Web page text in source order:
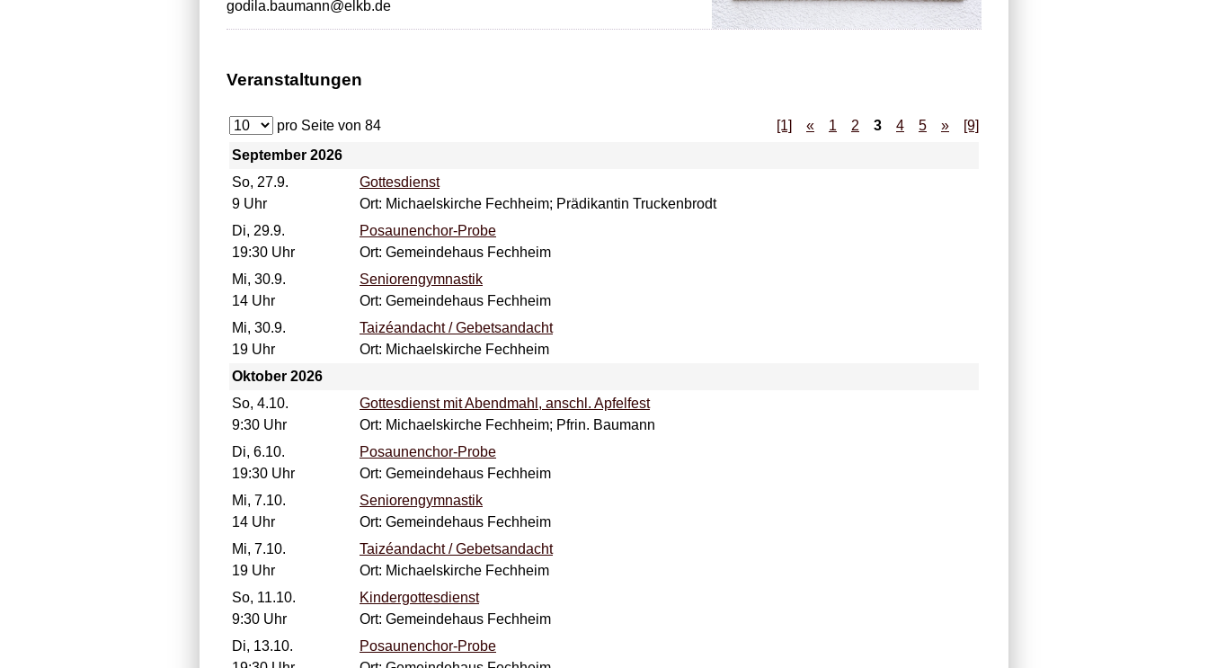
godila.baumann@elkb.de
Veranstaltungen
pro Seite von 84 [1] « 1 2 3 4 5 »
[9]
September 2026
So, 27.9.
9 Uhr
Gottesdienst
Ort: Michaelskirche Fechheim; Prädikantin Truckenbrodt
Di, 29.9.
19:30 Uhr
Posaunenchor-Probe
Ort: Gemeindehaus Fechheim
Mi, 30.9.
14 Uhr
Seniorengymnastik
Ort: Gemeindehaus Fechheim
Mi, 30.9.
19 Uhr
Taizéandacht / Gebetsandacht
Ort: Michaelskirche Fechheim
Oktober 2026
So, 4.10.
9:30 Uhr
Gottesdienst mit Abendmahl, anschl. Apfelfest
Ort: Michaelskirche Fechheim; Pfrin. Baumann
Di, 6.10.
19:30 Uhr
Posaunenchor-Probe
Ort: Gemeindehaus Fechheim
Mi, 7.10.
14 Uhr
Seniorengymnastik
Ort: Gemeindehaus Fechheim
Mi, 7.10.
19 Uhr
Taizéandacht / Gebetsandacht
Ort: Michaelskirche Fechheim
So, 11.10.
9:30 Uhr
Kindergottesdienst
Ort: Gemeindehaus Fechheim
Di, 13.10.
Posaunenchor-Probe